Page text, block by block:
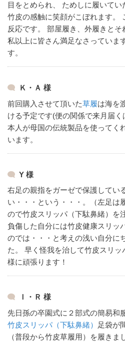
目をとめられ、
ためしに履いてい
竹皮の感触に笑顔がこぼれます。
反応です。
部屋履き、外履きと
私以上に皆さん満足なさっています
す。
Ｋ・Ａ 様
前回購入させて頂いた草履は海を
ける予定です(便の関係で来月届く
本人が母国の伝統製品を使ってく
います。
Y 様
右足の親指をガーゼで保護してい
い・・・という・・・。（左足は
ので竹皮スリッパ（下駄鼻緒）を
負傷した自分には竹皮健康スリッ
のでは・・・と考えの浅い自分に
た。
早く怪我を治して竹皮スリッ
様に頑張ります！
Ｉ・Ｒ 様
先日孫の卒園式に２部式の簡易和
竹皮スリッパ（下駄鼻緒）
足袋が
（普段から竹皮草履用）を履きま